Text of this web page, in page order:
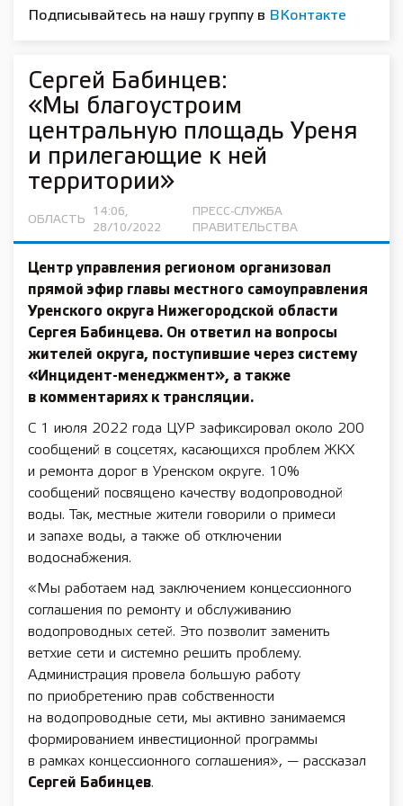
Подписывайтесь на нашу группу в ВКонтакте
Сергей Бабинцев:
«Мы благоустроим
центральную площадь Уреня
и прилегающие к ней
территории»
ОБЛАСТЬ
14:06,
28/10/2022
ПРЕСС-СЛУЖБА
ПРАВИТЕЛЬСТВА
Центр управления регионом организовал
прямой эфир главы местного самоуправления
Уренского округа Нижегородской области
Сергея Бабинцева. Он ответил на вопросы
жителей округа, поступившие через систему
«Инцидент-менеджмент», а также
в комментариях к трансляции.
С 1 июля 2022 года ЦУР зафиксировал около 200
сообщений в соцсетях, касающихся проблем ЖКХ
и ремонта дорог в Уренском округе. 10%
сообщений посвящено качеству водопроводной
воды. Так, местные жители говорили о примеси
и запахе воды, а также об отключении
водоснабжения.
«Мы работаем над заключением концессионного
соглашения по ремонту и обслуживанию
водопроводных сетей. Это позволит заменить
ветхие сети и системно решить проблему.
Администрация провела большую работу
по приобретению прав собственности
на водопроводные сети, мы активно занимаемся
формированием инвестиционной программы
в рамках концессионного соглашения», — рассказал
Сергей Бабинцев.